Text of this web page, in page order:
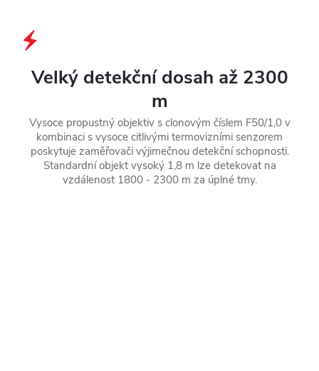
Velký detekční dosah až 2300
m
Vysoce propustný objektiv s clonovým číslem F50/1,0 v
kombinaci s vysoce citlivými termovizními senzorem
poskytuje zaměřovači výjimečnou detekční schopnosti.
Standardní objekt vysoký 1,8 m lze detekovat na
vzdálenost 1800 - 2300 m za úplné tmy.